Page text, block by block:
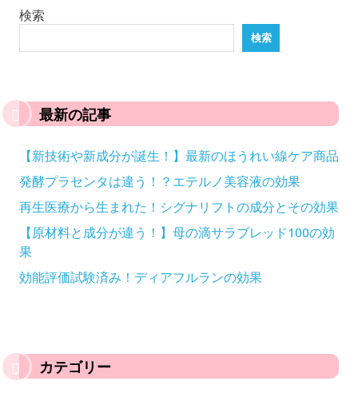
検索
検索
最新の記事
【新技術や新成分が誕生！】最新のほうれい線ケア商品
発酵プラセンタは違う！？エテルノ美容液の効果
再生医療から生まれた！シグナリフトの成分とその効果
【原材料と成分が違う！】母の滴サラブレッド100の効
果
効能評価試験済み！ディアフルランの効果
カテゴリー